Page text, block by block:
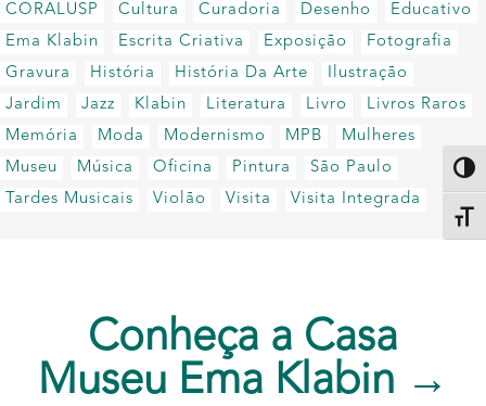
CORALUSP
Cultura Curadoria Desenho
Educativo
Ema Klabin
Escrita Criativa Exposição
Fotografia
Gravura
História História Da Arte
Ilustração
Jardim
Jazz Klabin Literatura Livro
Livros Raros
Memória
Moda Modernismo MPB
Mulheres
Museu
Música Oficina Pintura
São Paulo
Tardes Musicais
Violão Visita Visita Integrada
Conheça a Casa
Museu Ema Klabin →